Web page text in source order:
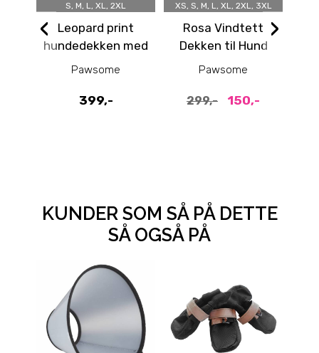
S, M, L, XL, 2XL
Leopard print
hundedekken med
integrert sele
Pawsome
399,-
XS, S, M, L, XL, 2XL, 3XL
Rosa Vindtett
Dekken til Hund
med Refleks –
Komfortabelt
Pawsome
299,- 150,-
‹ ›
KUNDER SOM SÅ PÅ DETTE
SÅ OGSÅ PÅ